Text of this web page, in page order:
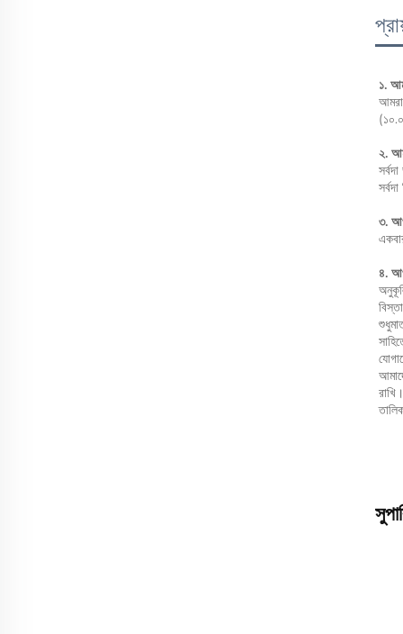
১.
২.
৩.
৪.